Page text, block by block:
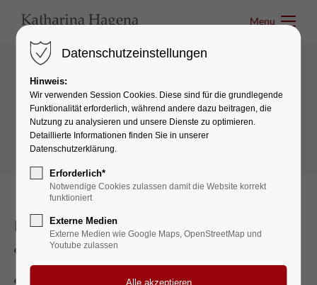
Menu
Downloads
Downloads
cal.xls (8,4 KiB)
download.png
Datenschutzeinstellungen
Hinweis:
Wir verwenden Session Cookies. Diese sind für die grundlegende
Funktionalität erforderlich, während andere dazu beitragen, die
Nutzung zu analysieren und unsere Dienste zu optimieren.
Detaillierte Informationen finden Sie in unserer
Datenschutzerklärung.
Erforderlich*
Notwendige Cookies zulassen damit die Website korrekt
funktioniert
Externe Medien
Externe Medien wie Google Maps, OpenStreetMap und
Youtube zulassen
Menu